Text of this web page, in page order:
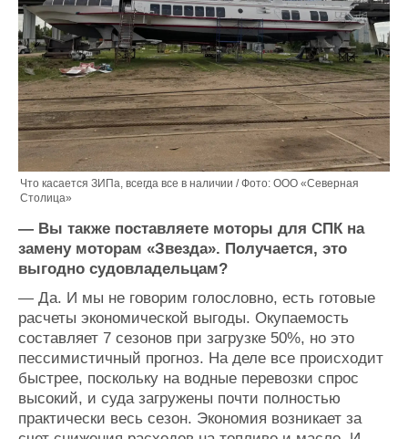
Что касается ЗИПа, всегда все в наличии / Фото: ООО «Северная
Столица»
— Вы также поставляете моторы для СПК на
замену моторам «Звезда». Получается, это
выгодно судовладельцам?
— Да. И мы не говорим голословно, есть готовые
расчеты экономической выгоды. Окупаемость
составляет 7 сезонов при загрузке 50%, но это
пессимистичный прогноз. На деле все происходит
быстрее, поскольку на водные перевозки спрос
высокий, и суда загружены почти полностью
практически весь сезон. Экономия возникает за